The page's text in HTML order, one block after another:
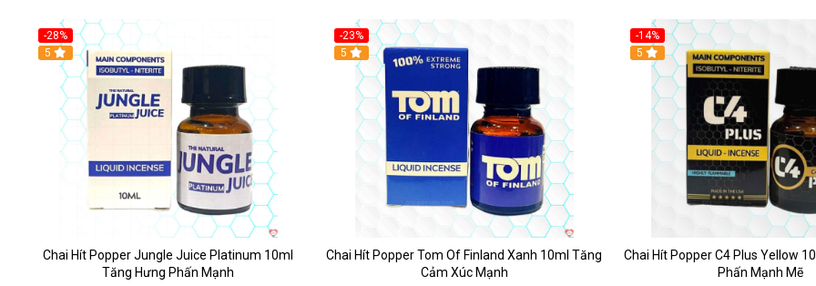
-28%
5
Chai Hít Popper Jungle Juice Platinum 10ml
Tăng Hưng Phấn Mạnh
-23%
5
Chai Hít Popper Tom Of Finland Xanh 10ml Tăng
Cảm Xúc Mạnh
-14%
5
Chai Hít Popper C4 Plus Yellow
Phấn Mạnh Mẽ